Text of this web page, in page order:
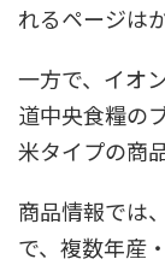
れるページは
一方で、イオ
道中央食糧の
米タイプの商
商品情報では
で、複数年産